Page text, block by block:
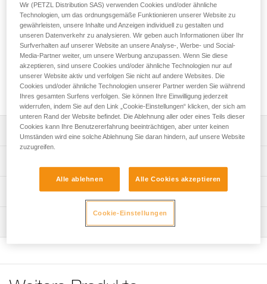
Die NEST-Trage wurde in Zusammenarbeit mit der Spéléo-
Secours Français (nationale französische
Höhlenrettungsorganisation) entwickelt. Die verletzte Person
kann horizontal, vertikal oder geneigt transportiert werden.
Sie ist einfach zu handhaben und erleichtert das Auflegen
des Verletzten. Sie ist für die technische Seilrettung
insbesondere in Bereichen mit eingeschränkten
Platzverhältnissen geeignet.
Leistungsverzeichnis
transportiert werden (unwegsames Gelände, Engstellen).
Schnalle reduziert das Risiko einer unbeabsichtigten
Gewicht: 13100 g
Technische Informationen
Gebrauchsanleitung
Das PDF herunterladen technical-notice-NEST-STEF-2
S059AA00-NEST-STEF
Häufige Fragen
procedure_DE
Wir (PETZL Distribution SAS) verwenden Cookies und/oder ähnliche
Technologien, um das ordnungsgemäße Funktionieren unserer Website zu
gewährleisten, unsere Inhalte und Anzeigen individuell zu gestalten und
unseren Datenverkehr zu analysieren. Wir geben auch Informationen über Ihr
Surfverhalten auf unserer Website an unsere Analyse-, Werbe- und Social-
Media-Partner weiter, um unsere Werbung anzupassen. Wenn Sie diese
akzeptieren, sind unsere Cookies und/oder ähnliche Technologien nur auf
unserer Website aktiv und verfolgen Sie nicht auf andere Websites. Die
Cookies und/oder ähnliche Technologien unserer Partner werden Sie während
Ihres gesamten Surfens verfolgen. Sie können Ihre Einwilligung jederzeit
widerrufen, indem Sie auf den Link „Cookie-Einstellungen“ klicken, der sich am
unteren Rand der Website befindet. Die Ablehnung aller oder eines Teils dieser
Cookies kann Ihre Benutzererfahrung beeinträchtigen, aber unter keinen
Umständen wird eine solche Ablehnung Sie daran hindern, auf unsere Website
zuzugreifen.
Alle ablehnen Alle Cookies akzeptieren
Cookie-Einstellungen